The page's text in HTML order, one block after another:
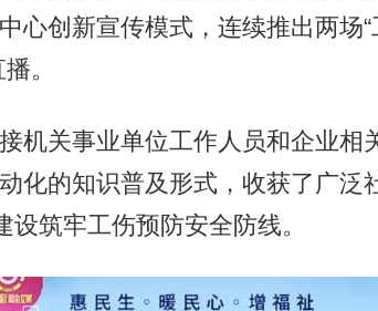
心创新宣传模式，连续推出两场“
。
关事业单位工作人员和企业相
化的知识普及形式，收获了广泛
设筑牢工伤预防安全防线。